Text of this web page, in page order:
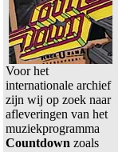
Voor het
internationale archief
zijn wij op zoek naar
afleveringen van het
muziekprogramma
Countdown zoals